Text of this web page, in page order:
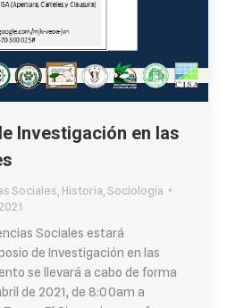
Investigación en las
Sociales Historia Sociología
Sociales estará
de Investigación en las
se llevará a cabo de forma
de 2021, de 8:00am a